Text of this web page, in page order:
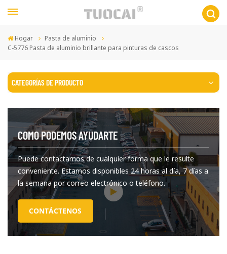
Hogar
Pasta de aluminio
C-5776 Pasta de aluminio brillante para pinturas de cascos
CATEGORÍAS DE PRODUCTO
COMO PODEMOS AYUDARTE
Puede contactarnos de cualquier forma que le resulte
conveniente. Estamos disponibles 24 horas al día, 7 días a
la semana por correo electrónico o teléfono.
CONTÁCTENOS